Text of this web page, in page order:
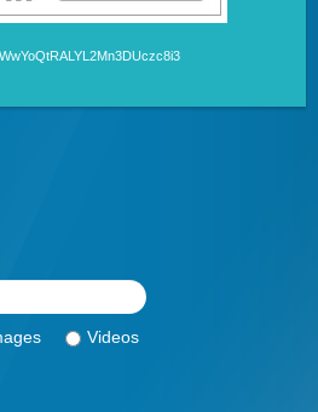
Videos